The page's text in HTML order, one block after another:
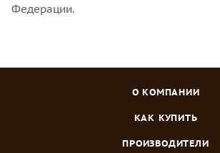
Федерации.
О КОМПАНИИ
КАК КУПИТЬ
ПРОИЗВОДИТЕЛИ